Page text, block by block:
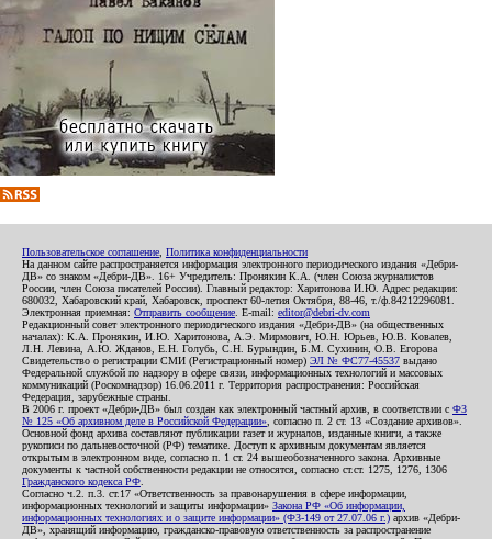
Пользовательское соглашение Политика конфиденциальности
На данном сайте распространяется информация электронного периодического издания «Дебри-
ДВ» со знаком «Дебри-ДВ». 16+ Учредитель: Пронякин К.А. (член Союза журналистов
России, член Союза писателей России). Главный редактор: Харитонова И.Ю. Адрес редакции:
680032, Хабаровский край, Хабаровск, проспект 60-летия Октября, 88-46, т./ф.84212296081.
Электронная приемная: Отправить сообщение . E-mail: editor@debri-dv.com
Редакционный совет электронного периодического издания «Дебри-ДВ» (на общественных
началах): К.А. Пронякин, И.Ю. Харитонова, А.Э. Мирмович, Ю.Н. Юрьев, Ю.В. Ковалев,
Л.Н. Левина, А.Ю. Жданов, Е.Н. Голубь, С.Н. Бурындин, Б.М. Сухинин, О.В. Егорова
Свидетельство о регистрации СМИ (Регистрационный номер) ЭЛ № ФС77-45537 выдано
Федеральной службой по надзору в сфере связи, информационных технологий и массовых
коммуникаций (Роскомнадзор) 16.06.2011 г. Территория распространения: Российская
Федерация, зарубежные страны.
В 2006 г. проект «Дебри-ДВ» был создан как электронный частный архив, в соответствии с ФЗ
№ 125 «Об архивном деле в Российской Федерации» , согласно п. 2 ст. 13 «Создание архивов».
Основной фонд архива составляют публикации газет и журналов, изданные книги, а также
рукописи по дальневосточной (РФ) тематике. Доступ к архивным документам является
открытым в электронном виде, согласно п. 1 ст. 24 вышеобозначенного закона. Архивные
документы к частной собственности редакции не относятся, согласно ст.ст. 1275, 1276, 1306
Гражданского кодекса РФ
Согласно ч.2. п.3. ст.17 «Ответственность за правонарушения в сфере информации,
информационных технологий и защиты информации» Закона РФ «Об информации,
информационных технологиях и о защите информации» (ФЗ-149 от 27.07.06 г.) архив «Дебри-
ДВ», хранящий информацию, гражданско-правовую ответственность за распространение